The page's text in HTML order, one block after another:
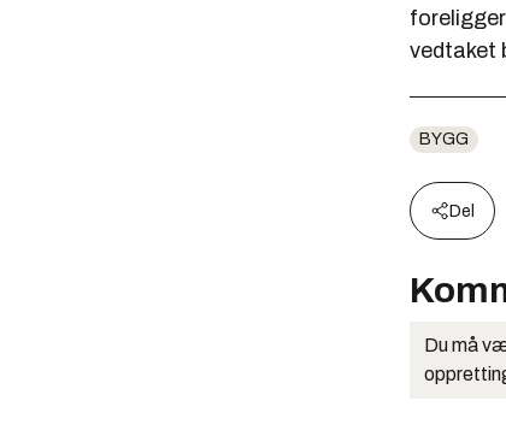
vedtaket
BYGG
Del
Du må